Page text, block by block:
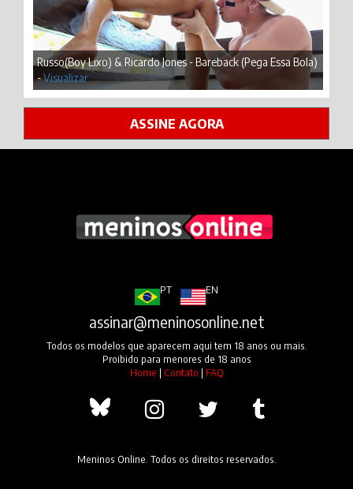
Russo(Boy Lixo) & Ricardo Jones - Bareback (Pega Essa Bola)
-Visualizar
ASSINE AGORA
PT EN
assinar@meninosonline.net
Todos os modelos que aparecem aqui tem 18 anos ou mais.
Proibido para menores de 18 anos
Home | Contato | FAQ
Meninos Online. Todos os direitos reservados.